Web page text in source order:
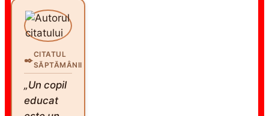
✒️
CITATUL
SĂPTĂMÂNII
„Un copil
educat